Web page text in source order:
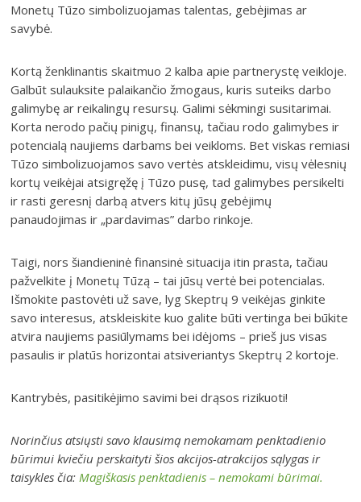
Monetų Tūzo simbolizuojamas talentas, gebėjimas ar
savybė.
Kortą ženklinantis skaitmuo 2 kalba apie partnerystę veikloje.
Galbūt sulauksite palaikančio žmogaus, kuris suteiks darbo
galimybę ar reikalingų resursų. Galimi sėkmingi susitarimai.
Korta nerodo pačių pinigų, finansų, tačiau rodo galimybes ir
potencialą naujiems darbams bei veikloms. Bet viskas remiasi
Tūzo simbolizuojamos savo vertės atskleidimu, visų vėlesnių
kortų veikėjai atsigręžę į Tūzo pusę, tad galimybes persikelti
ir rasti geresnį darbą atvers kitų jūsų gebėjimų
panaudojimas ir „pardavimas” darbo rinkoje.
Taigi, nors šiandieninė finansinė situacija itin prasta, tačiau
pažvelkite į Monetų Tūzą – tai jūsų vertė bei potencialas.
Išmokite pastovėti už save, lyg Skeptrų 9 veikėjas ginkite
savo interesus, atskleiskite kuo galite būti vertinga bei būkite
atvira naujiems pasiūlymams bei idėjoms – prieš jus visas
pasaulis ir platūs horizontai atsiveriantys Skeptrų 2 kortoje.
Kantrybės, pasitikėjimo savimi bei drąsos rizikuoti!
Norinčius atsiųsti savo klausimą nemokamam penktadienio
būrimui kviečiu perskaityti šios akcijos-atrakcijos sąlygas ir
taisykles čia: Magiškasis penktadienis – nemokami būrimai.